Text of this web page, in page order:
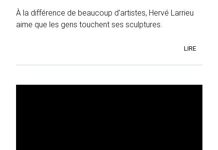
À la différence de beaucoup d'artistes, Hervé Larrieu
aime que les gens touchent ses sculptures.
LIRE